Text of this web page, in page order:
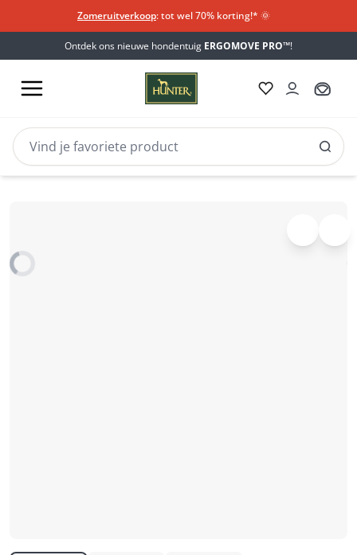
Zomeruitverkoop: tot wel 70% korting!*​ 🌞
Ontdek ons nieuwe hondentuig ERGOMOVE PRO™!